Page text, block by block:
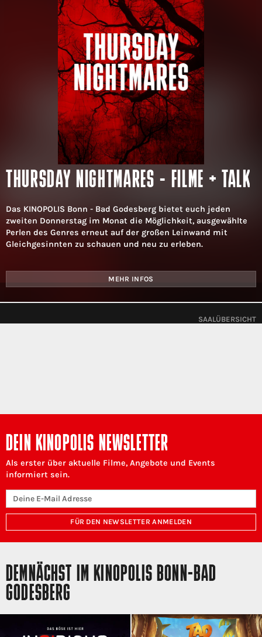
THURSDAY NIGHTMARES - FILME + TALK
Das KINOPOLIS Bonn - Bad Godesberg bietet euch jeden
zweiten Donnerstag im Monat die Möglichkeit, ausgewählte
Perlen des Genres erneut auf der großen Leinwand mit
Gleichgesinnten zu schauen und neu zu erleben.
MEHR INFOS
SAALÜBERSICHT
DEIN KINOPOLIS NEWSLETTER
Als erster über aktuelle Filme, Angebote und Events
informiert sein.
FÜR DEN NEWSLETTER ANMELDEN
DEMNÄCHST IM KINOPOLIS BONN-BAD
GODESBERG